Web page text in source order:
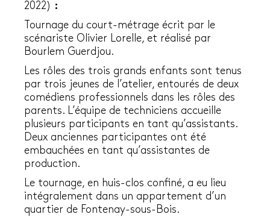
2022) :
Tournage du court-métrage écrit par le
scénariste Olivier Lorelle, et réalisé par
Bourlem Guerdjou.
Les rôles des trois grands enfants sont tenus
par trois jeunes de l’atelier, entourés de deux
comédiens professionnels dans les rôles des
parents. L’équipe de techniciens accueille
plusieurs participants en tant qu’assistants.
Deux anciennes participantes ont été
embauchées en tant qu’assistantes de
production.
Le tournage, en huis-clos confiné, a eu lieu
intégralement dans un appartement d’un
quartier de Fontenay-sous-Bois.